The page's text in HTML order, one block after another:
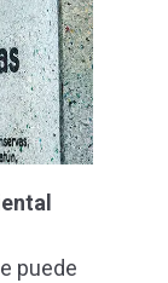
puede